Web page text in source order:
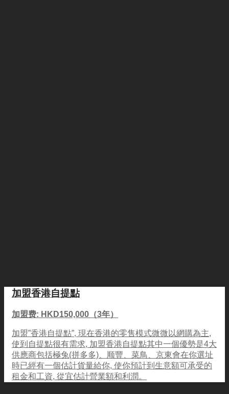
加盟香港自提點
加盟费: HKD150,000（3年）
加盟”香港自提點”, 現在香港的零售模式微微以網購為主,
使到自提點很有需求, 加盟香港自提點其中一個優勢是4大
供應商包括極兔(拼多多)、顺豐、菜鳥、京東會在你選址
時已經有一個估計貨量給你, 使你預計到生意額可承受的
租金和工資, 從宜估計營業額和利潤。